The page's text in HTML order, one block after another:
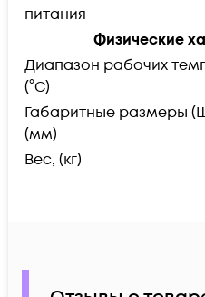
питания
Физические
Диапазон рабочих
(°С)
Габаритные размеры (Ш
(мм)
Вес, (кг)